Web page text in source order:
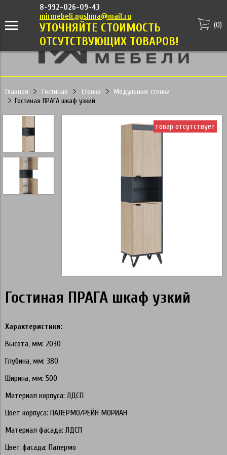
8-992-026-09-43
mirmebeli.pyshma@mail.ru
УТОЧНЯЙТЕ СТОИМОСТЬ
ОТСУТСТВУЮЩИХ ТОВАРОВ!
(0)
Главная Гостиная Стенки
Модульные стенки
Гостиная ПРАГА шкаф узкий
товар отсутствует
Гостиная ПРАГА шкаф узкий
Характеристики:
Высота, мм: 2030
Глубина, мм: 380
Ширина, мм: 500
Материал корпуса: ЛДСП
Цвет корпуса: ПАЛЕРМО/РЕЙН МОРИАН
Материал фасада: ЛДСП
Цвет фасада: Палермо